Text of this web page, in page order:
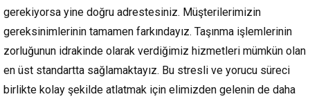
gerekiyorsa yine doğru adrestesiniz. Müşterilerimizin
gereksinimlerinin tamamen farkındayız. Taşınma işlemlerinin
zorluğunun idrakinde olarak verdiğimiz hizmetleri mümkün olan
en üst standartta sağlamaktayız. Bu stresli ve yorucu süreci
birlikte kolay şekilde atlatmak için elimizden gelenin de daha